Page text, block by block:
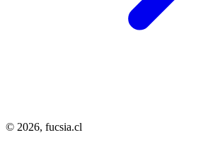
© 2026, fucsia.cl